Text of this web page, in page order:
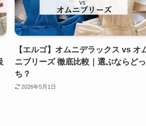
【エルゴ】オムニデラックス vs オ
ニブリーズ 徹底比較｜選ぶならどっ
ち？
2026年5月1日